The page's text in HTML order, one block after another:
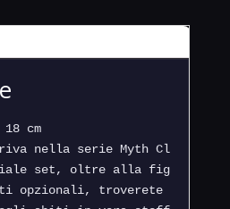
cm
nella serie Myth Cloth EX!
set, oltre alla figura di
opzionali, troverete anche